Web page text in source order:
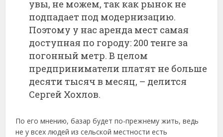
увы, не можем, так как рынок не
подпадает под модернизацию.
Поэтому у нас аренда мест самая
доступная по городу: 200 тенге за
погонный метр. В целом
предприниматели платят не больше
десяти тысяч в месяц, – делится
Сергей Хохлов.
По его мнению, базар будет по-прежнему жить, ведь
не у всех людей из сельской местности есть